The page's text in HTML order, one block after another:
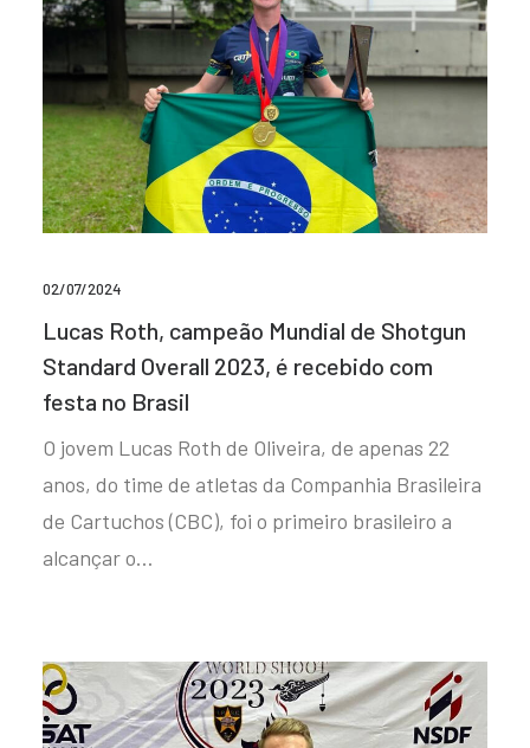
02/07/2024
Lucas Roth, campeão Mundial de Shotgun
Standard Overall 2023, é recebido com
festa no Brasil
O jovem Lucas Roth de Oliveira, de apenas 22
anos, do time de atletas da Companhia Brasileira
de Cartuchos (CBC), foi o primeiro brasileiro a
alcançar o…